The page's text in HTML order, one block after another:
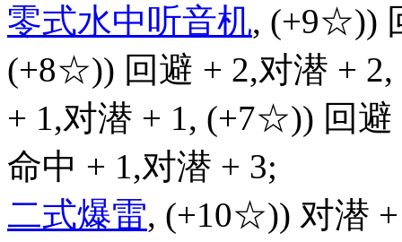
零式水中听音机, (+9☆))
(+8☆)) 回避 + 2,对潜 +
+ 1,对潜 + 1, (+7☆)) 回
命中 + 1,对潜 + 3;
二式爆雷, (+10☆)) 对潜